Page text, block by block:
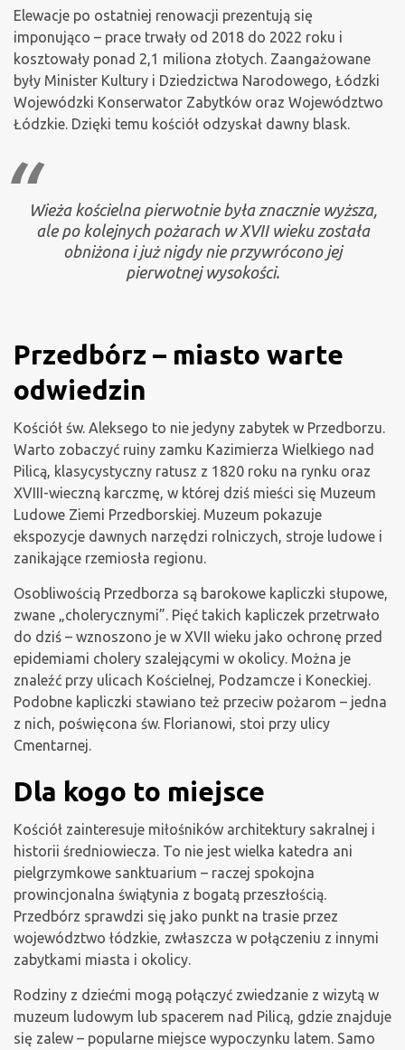
Elewacje po ostatniej renowacji prezentują się
imponująco – prace trwały od 2018 do 2022 roku i
kosztowały ponad 2,1 miliona złotych. Zaangażowane
były Minister Kultury i Dziedzictwa Narodowego, Łódzki
Wojewódzki Konserwator Zabytków oraz Województwo
Łódzkie. Dzięki temu kościół odzyskał dawny blask.
Wieża kościelna pierwotnie była znacznie wyższa,
ale po kolejnych pożarach w XVII wieku została
obniżona i już nigdy nie przywrócono jej
pierwotnej wysokości.
Przedbórz – miasto warte
odwiedzin
Kościół św. Aleksego to nie jedyny zabytek w Przedborzu.
Warto zobaczyć ruiny zamku Kazimierza Wielkiego nad
Pilicą, klasycystyczny ratusz z 1820 roku na rynku oraz
XVIII-wieczną karczmę, w której dziś mieści się Muzeum
Ludowe Ziemi Przedborskiej. Muzeum pokazuje
ekspozycje dawnych narzędzi rolniczych, stroje ludowe i
zanikające rzemiosła regionu.
Osobliwością Przedborza są barokowe kapliczki słupowe,
zwane „cholerycznymi”. Pięć takich kapliczek przetrwało
do dziś – wznoszono je w XVII wieku jako ochronę przed
epidemiami cholery szalejącymi w okolicy. Można je
znaleźć przy ulicach Kościelnej, Podzamcze i Koneckiej.
Podobne kapliczki stawiano też przeciw pożarom – jedna
z nich, poświęcona św. Florianowi, stoi przy ulicy
Cmentarnej.
Dla kogo to miejsce
Kościół zainteresuje miłośników architektury sakralnej i
historii średniowiecza. To nie jest wielka katedra ani
pielgrzymkowe sanktuarium – raczej spokojna
prowincjonalna świątynia z bogatą przeszłością.
Przedbórz sprawdzi się jako punkt na trasie przez
województwo łódzkie, zwłaszcza w połączeniu z innymi
zabytkami miasta i okolicy.
Rodziny z dziećmi mogą połączyć zwiedzanie z wizytą w
muzeum ludowym lub spacerem nad Pilicą, gdzie znajduje
się zalew – popularne miejsce wypoczynku latem. Samo